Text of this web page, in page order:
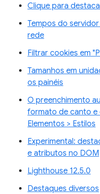
Clique para
Tempos do
rede
Filtrar cookies em
Tamanhos em
os painéis
O preenchimento
formato de canto
Elementos > Estilos
Experimental:
e atributos no DOM
Lighthouse 12.5.0
Destaques diversos